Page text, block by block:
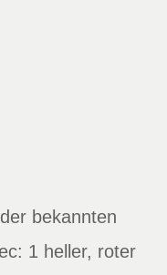
bekannten
1 heller, roter